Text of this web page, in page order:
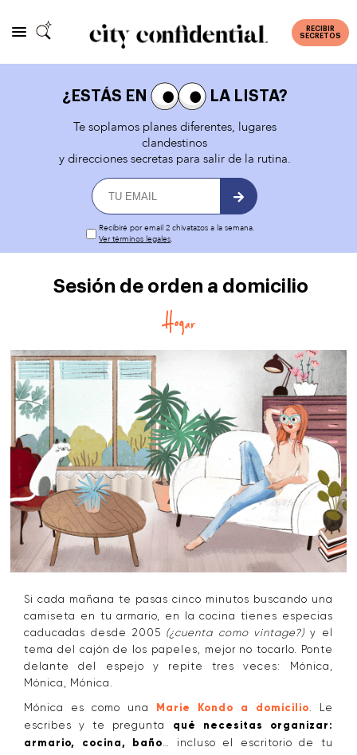
RECIBIR
SECRETOS
¿ESTÁS EN
LA LISTA?
Te soplamos planes diferentes, lugares
clandestinos
y direcciones secretas para salir de la rutina.
Recibiré por email 2 chivatazos a la semana.
Ver términos legales.
Sesión de orden a domicilio
Hogar
Si cada mañana te pasas cinco minutos buscando una
camiseta en tu armario, en la cocina tienes especias
caducadas desde 2005 (¿cuenta como vintage?)y el
tema del cajón de los papeles, mejor no tocarlo. Ponte
delante del espejo y repite tres veces: Mónica,
Mónica, Mónica.
Mónica es como una Marie Kondo a domicilio. Le
escribes y te pregunta
qué necesitas organizar:
armario, cocina, baño… incluso el escritorio de tu